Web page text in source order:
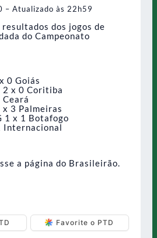
Atualizado às 22h59
dos jogos de
do Campeonato
0 Goiás
x 0 Coritiba
Ceará
x 3 Palmeiras
1 x 1 Botafogo
Internacional
a página do Brasileirão.
Favorite o PTD